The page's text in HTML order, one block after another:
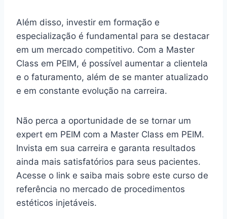
Além disso, investir em formação e
especialização é fundamental para se destacar
em um mercado competitivo. Com a Master
Class em PEIM, é possível aumentar a clientela
e o faturamento, além de se manter atualizado
e em constante evolução na carreira.
Não perca a oportunidade de se tornar um
expert em PEIM com a Master Class em PEIM.
Invista em sua carreira e garanta resultados
ainda mais satisfatórios para seus pacientes.
Acesse o link e saiba mais sobre este curso de
referência no mercado de procedimentos
estéticos injetáveis.